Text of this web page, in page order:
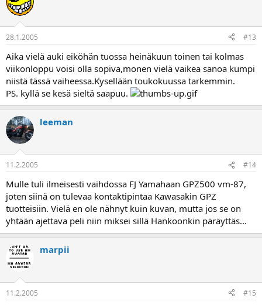
28.1.2005 #13
Aika vielä auki eiköhän tuossa heinäkuun toinen tai kolmas
viikonloppu voisi olla sopiva,monen vielä vaikea sanoa kumpi
niistä tässä vaiheessa.Kysellään toukokuussa tarkemmin.
PS. kyllä se kesä sieltä saapuu.
leeman
11.2.2005 #14
Mulle tuli ilmeisesti vaihdossa FJ Yamahaan GPZ500 vm-87,
joten siinä on tulevaa kontaktipintaa Kawasakin GPZ
tuotteisiin. Vielä en ole nähnyt kuin kuvan, mutta jos se on
yhtään ajettava peli niin miksei sillä Hankoonkin päräyttäs...
marpii
11.2.2005 #15